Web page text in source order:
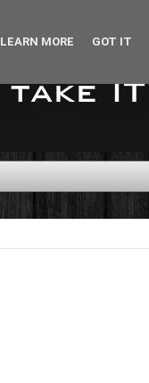
LEARN MORE GOT IT